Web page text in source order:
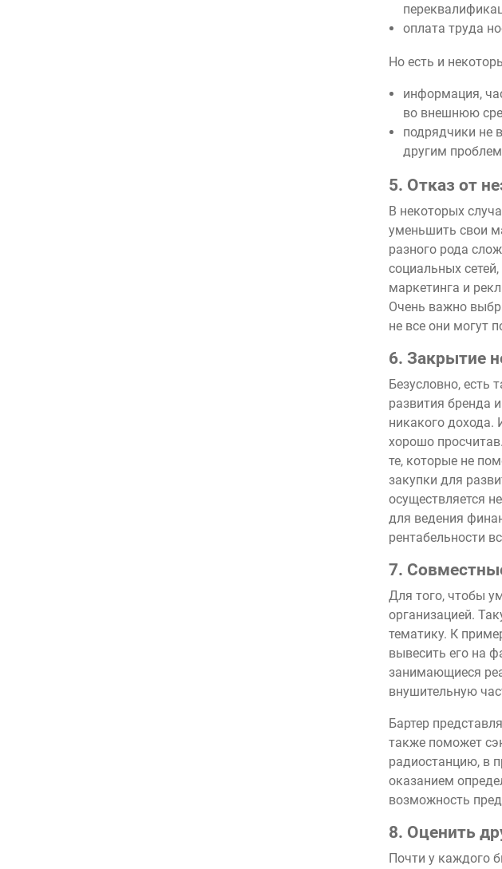
оплата труда
Но есть и
информация,
во внешнюю
подрядчики не
другим
5. Отказ от
В некоторых
уменьшить свои
разного рода
социальных
маркетинга и
Очень важно
не все они могут
6. Закрытие
Безусловно, есть
развития бренда
никакого дохода.
хорошо
те, которые не
закупки для
осуществляется
для ведения
рентабельности
7.
Для того, чтобы
организацией.
тематику. К
вывесить его на
занимающиеся
внушительную
Бартер
также поможет
радиостанцию, в
оказанием
возможность
8. Оценить
Почти у каждого